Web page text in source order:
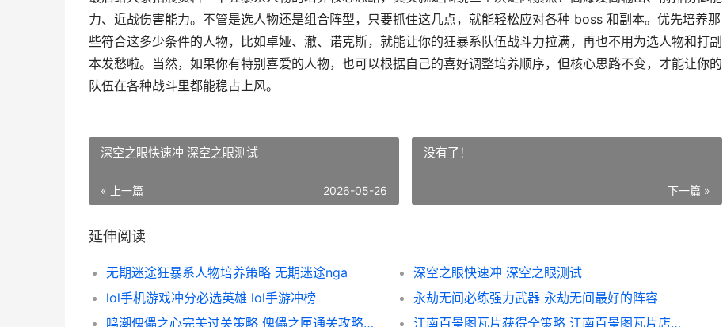
力、近战伤害能力。不管是选人物还是组合阵型，只要抓住这几点，就能轻松应对各种 boss 和副本。优先培养那
些符合这多少条件的人物，比如卓娅、澈、诺克斯，就能让你的狂暴系队伍战斗力拉满，再也不用为选人物和打副
本发愁啦。当然，如果你有特别喜爱的人物，也可以根据自己的喜好调整培养顺序，但核心思路不变，才能让你的
队伍在各种战斗里都能稳占上风。
深空之眼快速冲 深空之眼测试
« 上一篇 2026-05-26
没有了！
下一篇 »
延伸阅读
无期迷途狂暴系人物培养策略 无期迷途nga
深空之眼快速冲 深空之眼测试
lol手机游戏冲分必选英雄 lol手游冲榜
永劫无间必练强力武器 永劫无间最好的阵容
鸣潮傀儡之心完美过关策略 傀儡之匣通关攻略图片
江南百景图瓦片获得全策略 江南百景图瓦片店收益